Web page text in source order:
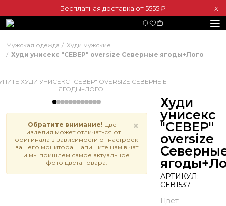
Бесплатная доставка от 5555 ₽ Х
Мужская одежда
Худи мужские
Худи унисекс "СЕВЕР" oversize Северные ягоды+Лого
×
Обратите внимание! Цвет
изделия может отличаться от
оригинала в зависимости от настроек
вашего монитора. Напишите нам в чат
и мы пришлем самое актуальное
фото цвета товара.
Худи
унисекс
"СЕВЕР"
oversize
АРТИКУЛ:
СЕВ1537
Цвет